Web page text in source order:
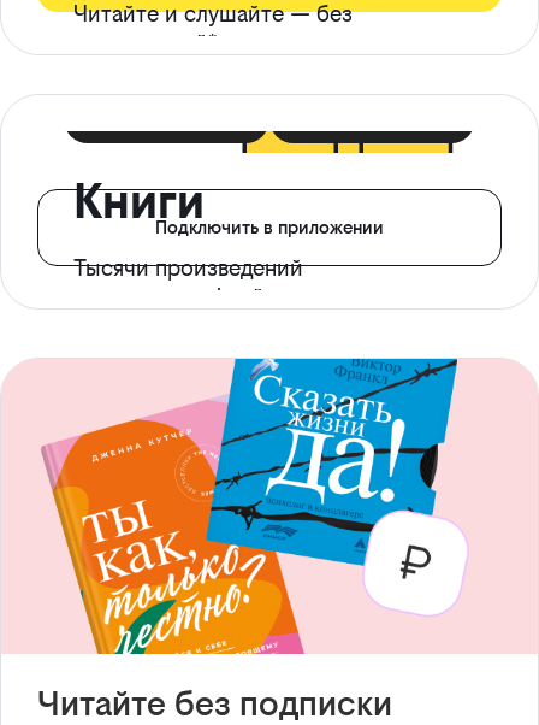
Читайте и слушайте — без
ограничений*
Книги
Тысячи произведений
с доступом офлайн
Подключить в приложении
Читайте без подписки